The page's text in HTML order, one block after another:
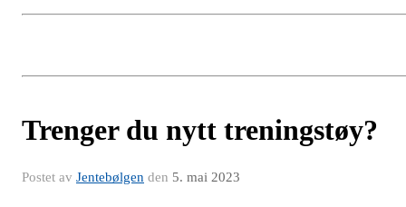
Trenger du nytt treningstøy?
Postet av Jentebølgen den 5. mai 2023